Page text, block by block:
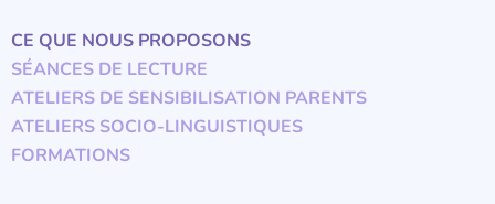
CE QUE NOUS PROPOSONS
SÉANCES DE LECTURE
ATELIERS DE SENSIBILISATION PARENTS
ATELIERS SOCIO-LINGUISTIQUES
FORMATIONS